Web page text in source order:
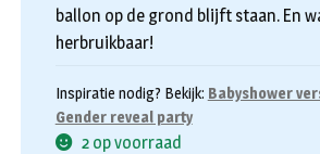
ballon op de grond blijft staan. En
herbruikbaar!
Inspiratie nodig? Bekijk: Babyshower
Gender reveal party
2 op voorraad